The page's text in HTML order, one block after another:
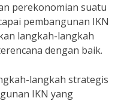
perekonomian suatu
pembangunan IKN
langkah-langkah
dengan baik.
langkah strategis
IKN yang